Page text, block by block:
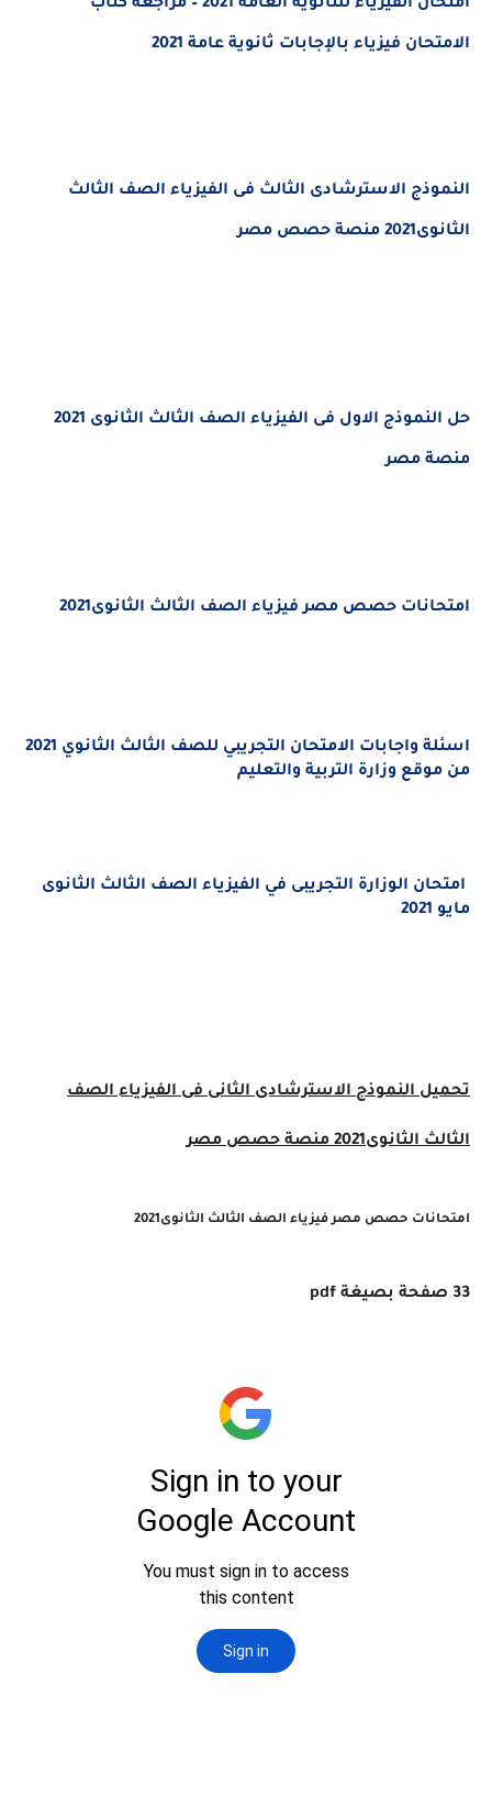
امتحان الفيزياء للثانوية العامة 2021 – مراجعة كتاب
الامتحان فيزياء بالإجابات ثانوية عامة 2021
النموذج الاسترشادى الثالث فى الفيزياء الصف الثالث
الثانوى2021 منصة حصص مصر
حل النموذج الاول فى الفيزياء الصف الثالث الثانوى 2021
منصة مصر
امتحانات حصص مصر فيزياء الصف الثالث الثانوى2021
اسئلة واجابات الامتحان التجريبي للصف الثالث الثانوي 2021
من موقع وزارة التربية والتعليم
امتحان الوزارة التجريبى في الفيزياء الصف الثالث الثانوى
مايو 2021
تحميل النموذج الاسترشادىالثانى فى الفيزياء الصف
الثالث الثانوى2021 منصة حصص مصر
امتحانات حصص مصر فيزياء الصف الثالث الثانوى2021
33 صفحة بصيغة pdf